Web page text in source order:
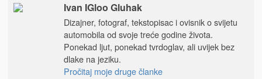
Ivan IGloo Gluhak
Dizajner, fotograf, tekstopisac i ovisnik o svijetu
automobila od svoje treće godine života.
Ponekad ljut, ponekad tvrdoglav, ali uvijek bez
dlake na jeziku.
Pročitaj moje druge članke